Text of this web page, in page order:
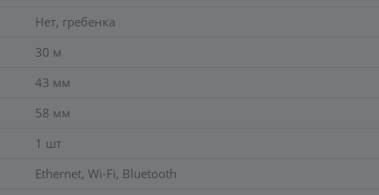
Нет, гребенка
30 м
43 мм
58 мм
1 шт
Ethernet, Wi-Fi, Bluetooth